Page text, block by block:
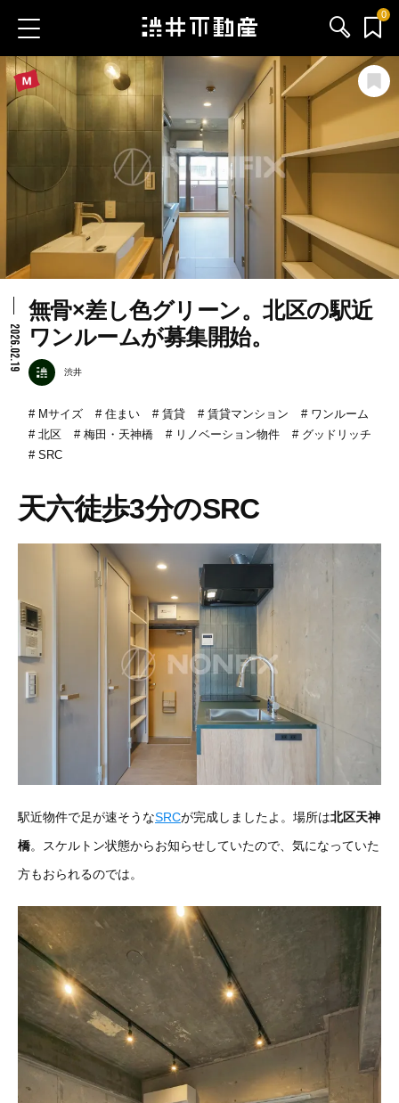
0
お気に入り物件 お問い合わせ
サービス内容
渋井不動産のメンバー
会社情報
2026.02.19
無骨×差し色グリーン。北区の駅近
ワンルームが募集開始。
渋井
Mサイズ 住まい 賃貸 賃貸マンション
ワンルーム
北区
梅田・天神橋 リノベーション物件
グッドリッチ
SRC
天六徒歩3分のSRC
駅近物件で足が速そうなSRCが完成しましたよ。場所は北区天神
橋。スケルトン状態からお知らせしていたので、気になっていた
方もおられるのでは。